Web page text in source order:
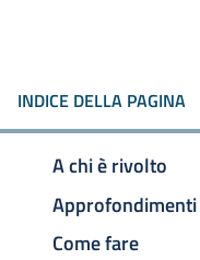
INDICE DELLA PAGINA
A chi è rivolto
Approfondimenti
Come fare